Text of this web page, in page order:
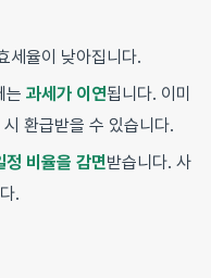
세율이 낮아집니다.
는 과세가 이연됩니다. 이미
시 환급받을 수 있습니다.
정 비율을 감면받습니다. 사
.